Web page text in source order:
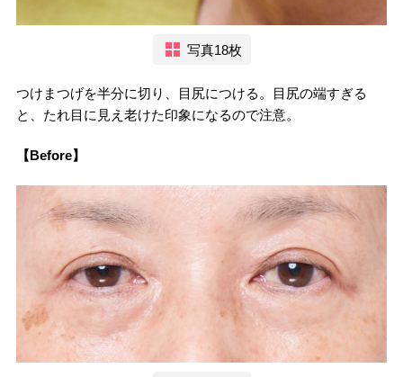
写真18枚
つけまつげを半分に切り、目尻につける。目尻の端すぎる
と、たれ目に見え老けた印象になるので注意。
【Before】